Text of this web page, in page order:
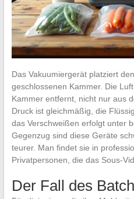
Das Vakuumiergerät platziert
geschlossenen Kammer. Die
Kammer entfernt, nicht nur aus
Druck ist gleichmäßig, die
das Verschweißen erfolgt unter
Gegenzug sind diese Geräte
teurer. Man findet sie in
Privatpersonen, die das Sous-
Der Fall des